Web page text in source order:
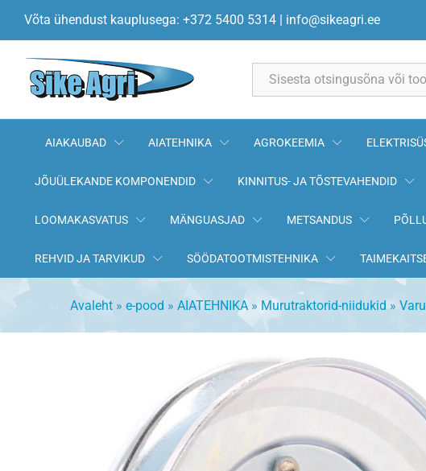
Võta ühendust kauplusega: +372 5400 5314 | info@sikeagri.ee
AIAKAUBAD AIATEHNIKA AGROKEEMIA
JÕUÜLEKANDE KOMPONENDID KINNITUS- JA TÕSTEVAHENDID
LOOMAKASVATUS MÄNGUASJAD METSANDUS
REHVID JA TARVIKUD SÖÖDATOOTMISTEHNIKA
Avaleht » e-pood » AIATEHNIKA » Murutraktorid-niidukid »
Kirjeldus